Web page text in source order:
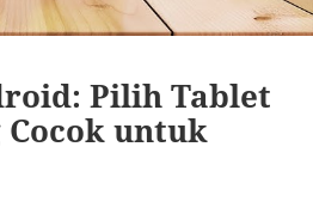
Pilih Tablet
Cocok untuk